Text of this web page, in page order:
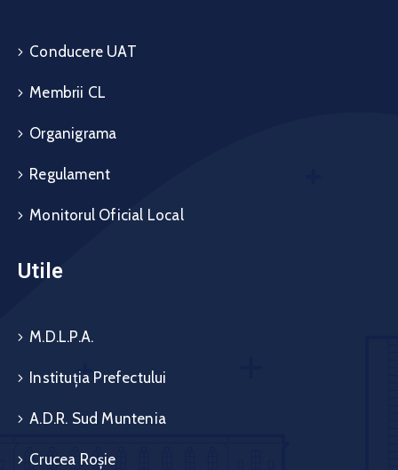
Conducere UAT
Membrii CL
Organigrama
Regulament
Monitorul Oficial Local
Utile
M.D.L.P.A.
Instituția Prefectului
A.D.R. Sud Muntenia
Crucea Roșie